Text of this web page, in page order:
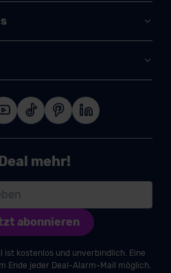
mehr!
abonnieren
ist kostenlos und unverbindlich. Eine
Ende jeder Deal-Alarm-Mail möglich.